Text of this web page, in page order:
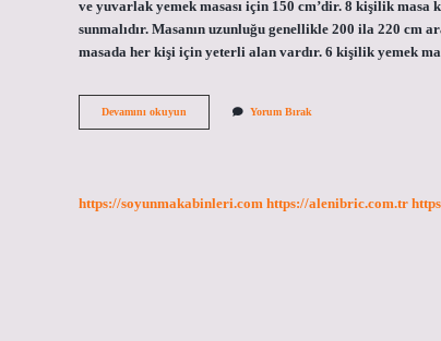
ve yuvarlak yemek masası için 150 cm’dir. 8 kişilik
sunmalıdır. Masanın uzunluğu genellikle 200 ila 220 cm
masada her kişi için yeterli alan vardır. 6 kişilik yemek
Devamını okuyun
Cm
Yorum Bırak
https://soyunmakabinleri.com https://alenibric.com.tr